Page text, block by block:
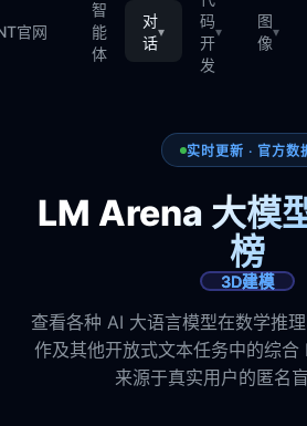
官网
智
能
体
对
话
▾
码
开
发
▾
图
像
▾
实时更新 · 官方数
LM Arena 大模
榜
3D建模
查看各种 AI 大语言模型在数学推
作及其他开放式文本任务中的综
来源于真实用户的匿名盲